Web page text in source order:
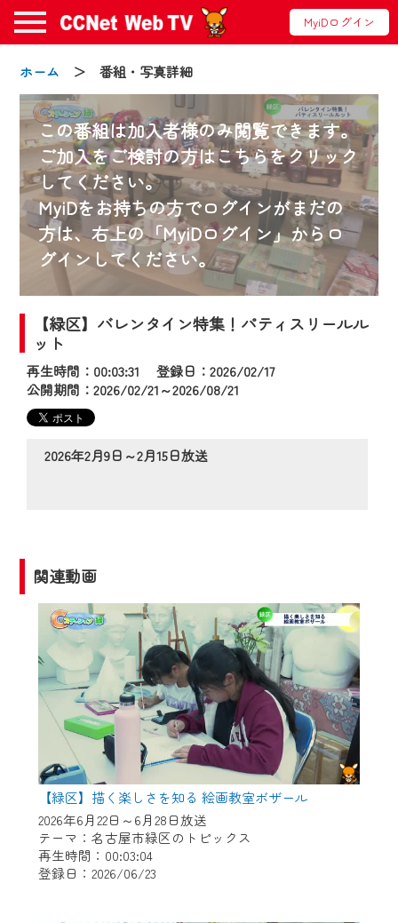
MyiDログイン
ホーム ＞ 番組・写真詳細
この番組は加入者様のみ閲覧できます。
ご加入をご検討の方はこちらをクリック
してください。
MyiDをお持ちの方でログインがまだの
方は、右上の「MyiDログイン」からロ
グインしてください。
【緑区】バレンタイン特集！パティスリールル
ット
再生時間：00:03:31 登録日：2026/02/17
公開期間：2026/02/21～2026/08/21
2026年2月9日～2月15日放送
関連動画
【緑区】描く楽しさを知る 絵画教室ボザール
2026年6月22日～6月28日放送
テーマ：名古屋市緑区のトピックス
再生時間：00:03:04
登録日：2026/06/23
お知らせ
2024/09/02
動画配信サービス『CCNet Web TV』は2024
年9月24日からリニューアルします！
【変更点】
◆デザイン変更により、お住まいの地域
の動画コンテンツが一目瞭然。
◆当社アプリやＰＣブラウザから、いつ
でも・どこでも・外出先でも！
2024年9月24日からはご加入者様へのサー
ビス向上のため、
『CCNet Web TV』を利用いただくには、
一部コンテンツを除き、
CCNetサービスへの加入と『CCNetマイ
ページ※』へのログインが必要となりま
す。
何卒、ご理解ご了承の程よろしくお願い
いたします。
※マイページへのログインには、MyIDが必
要となります。
※MyIDとは、CCNet Web TVを含むCCNetの
各種サービスをご利用頂くためのIDです。